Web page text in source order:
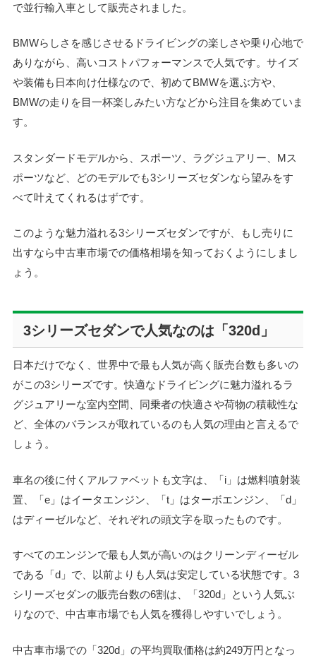
で並行輸入車として販売されました。
BMWらしさを感じさせるドライビングの楽しさや乗り心地で
ありながら、高いコストパフォーマンスで人気です。サイズ
や装備も日本向け仕様なので、初めてBMWを選ぶ方や、
BMWの走りを目一杯楽しみたい方などから注目を集めていま
す。
スタンダードモデルから、スポーツ、ラグジュアリー、Mス
ポーツなど、どのモデルでも3シリーズセダンなら望みをす
べて叶えてくれるはずです。
このような魅力溢れる3シリーズセダンですが、もし売りに
出すなら中古車市場での価格相場を知っておくようにしまし
ょう。
3シリーズセダンで人気なのは「320d」
日本だけでなく、世界中で最も人気が高く販売台数も多いの
がこの3シリーズです。快適なドライビングに魅力溢れるラ
グジュアリーな室内空間、同乗者の快適さや荷物の積載性な
ど、全体のバランスが取れているのも人気の理由と言えるで
しょう。
車名の後に付くアルファベットも文字は、「i」は燃料噴射装
置、「e」はイータエンジン、「t」はターボエンジン、「d」
はディーゼルなど、それぞれの頭文字を取ったものです。
すべてのエンジンで最も人気が高いのはクリーンディーゼル
である「d」で、以前よりも人気は安定している状態です。3
シリーズセダンの販売台数の6割は、「320d」という人気ぶ
りなので、中古車市場でも人気を獲得しやすいでしょう。
中古車市場での「320d」の平均買取価格は約249万円となっ